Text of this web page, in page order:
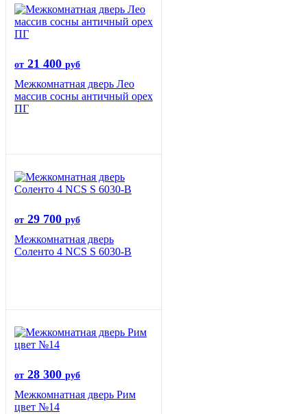
от 21 400 руб
Межкомнатная дверь Лео
массив сосны античный орех
ПГ
от 29 700 руб
Межкомнатная дверь
Соленто 4 NCS S 6030-B
от 28 300 руб
Межкомнатная дверь Рим
цвет №14